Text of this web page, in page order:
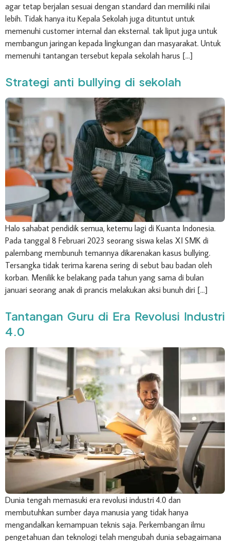
agar tetap berjalan sesuai dengan standard dan memiliki nilai
lebih. Tidak hanya itu Kepala Sekolah juga dituntut untuk
memenuhi customer internal dan eksternal. tak liput juga untuk
membangun jaringan kepada lingkungan dan masyarakat. Untuk
memenuhi tantangan tersebut kepala sekolah harus […]
Strategi anti bullying di sekolah
Halo sahabat pendidik semua, ketemu lagi di Kuanta Indonesia.
Pada tanggal 8 Februari 2023 seorang siswa kelas XI SMK di
palembang membunuh temannya dikarenakan kasus bullying.
Tersangka tidak terima karena sering di sebut bau badan oleh
korban. Menilik ke belakang pada tahun yang sama di bulan
januari seorang anak di prancis melakukan aksi bunuh diri […]
Tantangan Guru di Era Revolusi Industri
4.0
Dunia tengah memasuki era revolusi industri 4.0 dan
membutuhkan sumber daya manusia yang tidak hanya
mengandalkan kemampuan teknis saja. Perkembangan ilmu
pengetahuan dan teknologi telah mengubah dunia sebagaimana